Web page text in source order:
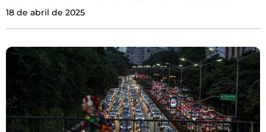
18 de abril de 2025